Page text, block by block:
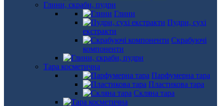
Глини, скраби, пудри
Глини
Пудри, сухі
екстракти
Скрабуючі
компоненти
Тара косметична
Парфумерна тара
Пластикова тара
Скляна тара